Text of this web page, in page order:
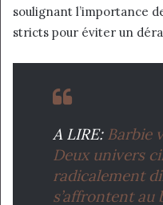
soulignant l’importance
stricts pour éviter un
A LIRE: Barbie
Deux univers
radicalement
s’affrontent au